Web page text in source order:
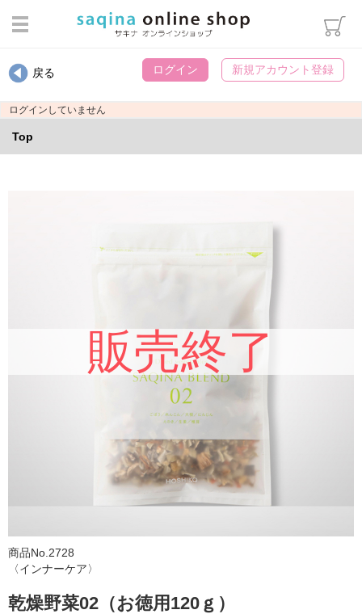
スキンケア
ヘアケア・ボディケア・オーラ
ルケア
エステマシン部品
書籍・冊子
化粧袋・雑貨
SHOP お知らせ
サポート
戻る ログイン 新規アカウント登録
ログインしていません
Top
販売終了
〈インナーケア〉
商品No.2728
乾燥野菜02（お徳用120ｇ）